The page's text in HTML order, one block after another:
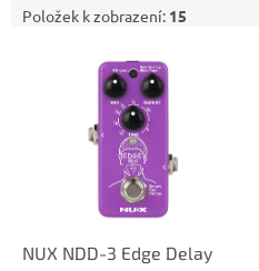
Položek k zobrazení: 15
NUX NDD-3 Edge Delay